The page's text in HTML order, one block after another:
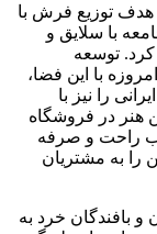
هدف توزیع فرش با
با سلایق و
کرد. توسعه
با این فضا،
را نیز با
هنر در فروشگاه
راحت و صرفه
را به مشتریان
و بافندگان خرد به